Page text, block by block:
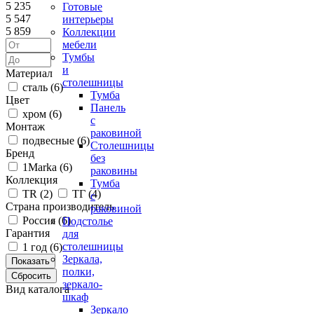
Готовые
интерьеры
Коллекции
мебели
Тумбы
и
столешницы
Тумба
Панель
с
раковиной
Столешницы
без
раковины
Тумба
с
раковиной
Подстолье
для
столешницы
Зеркала,
полки,
зеркало-
шкаф
Зеркало
5 235
5 547
5 859
Материал
сталь (6)
Цвет
хром (6)
Монтаж
подвесные (6)
Бренд
1Marka (6)
Коллекция
ТR (2) ТГ (4)
Страна производитель
Россия (6)
Гарантия
1 год (6)
Вид каталога